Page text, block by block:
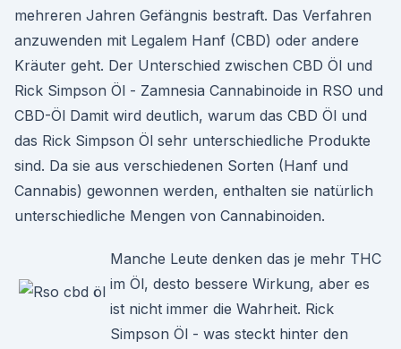
mehreren Jahren Gefängnis bestraft. Das Verfahren
anzuwenden mit Legalem Hanf (CBD) oder andere
Kräuter geht. Der Unterschied zwischen CBD Öl und
Rick Simpson Öl - Zamnesia Cannabinoide in RSO und
CBD-Öl Damit wird deutlich, warum das CBD Öl und
das Rick Simpson Öl sehr unterschiedliche Produkte
sind. Da sie aus verschiedenen Sorten (Hanf und
Cannabis) gewonnen werden, enthalten sie natürlich
unterschiedliche Mengen von Cannabinoiden.
Manche Leute denken das je mehr THC
im Öl, desto bessere Wirkung, aber es
ist nicht immer die Wahrheit. Rick
Simpson Öl - was steckt hinter den